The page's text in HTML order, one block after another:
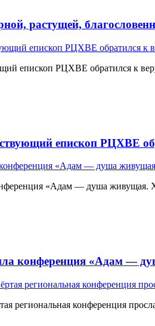
растущей,
епископ РЦХВЕ обратился к
епископ РЦХВЕ
«Адам — душа
конференция «Адам —
региональная конференция